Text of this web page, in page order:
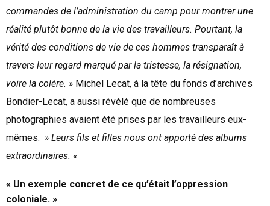
commandes de l’administration du camp pour montrer une
réalité plutôt bonne de la vie des travailleurs. Pourtant, la
vérité des conditions de vie de ces hommes transparaît à
travers leur regard marqué par la tristesse, la résignation,
voire la colère. » Michel Lecat, à la tête du fonds d’archives
Bondier-Lecat, a aussi révélé que de nombreuses
photographies avaient été prises par les travailleurs eux-
mêmes. » Leurs fils et filles nous ont apporté des albums
extraordinaires. «
« Un exemple concret de ce qu’était l’oppression
coloniale. »